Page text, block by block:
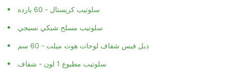
سلوتيب كريستال - 60 يارده
سلوتيب مسلح شبكي نسيجي
دبل فيس شفاف لوجات هوت ميلت - 60 سم
سلوتيب مطبوع 1 لون - شفاف